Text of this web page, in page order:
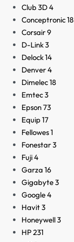
Club 3D4
Conceptronic18
Corsair9
D-Link3
Delock14
Denver4
Dimelec18
Emtec3
Epson73
Equip17
Fellowes1
Fonestar3
Fuji4
Garza 16
Gigabyte3
Google4
Havit3
Honeywell3
HP231